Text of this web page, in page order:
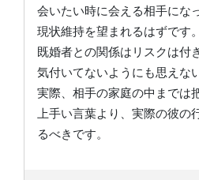
会いたい時に会える相手にな
現状維持を望まれるはずです。
既婚者との関係はリスクは付
気付いてないようにも思えな
実際、相手の家庭の中までは
上手い言葉より、実際の彼の
るべきです。